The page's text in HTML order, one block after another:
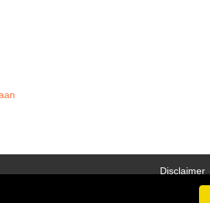
Disclaimer